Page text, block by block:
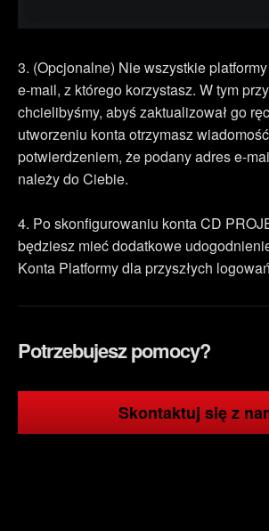
3. (Opcjonalne) Nie wszystkie
e-mail, z którego korzystasz. W tym
chcielibyśmy, abyś zaktualizował go
utworzeniu konta otrzymasz
potwierdzeniem, że podany adres e-
należy do Ciebie.
4. Po skonfigurowaniu konta CD
będziesz mieć dodatkowe
Konta Platformy dla przyszłych
Potrzebujesz pomocy?
Skontaktuj się z